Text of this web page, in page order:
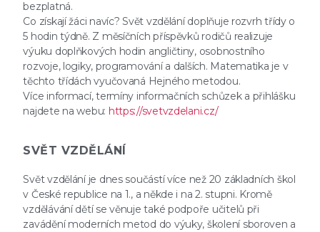
bezplatná.
Co získají žáci navíc? Svět vzdělání doplňuje rozvrh třídy o
5 hodin týdně. Z měsíčních příspěvků rodičů realizuje
výuku doplňkových hodin angličtiny, osobnostního
rozvoje, logiky, programování a dalších. Matematika je v
těchto třídách vyučovaná Hejného metodou.
Více informací, termíny informačních schůzek a přihlášku
najdete na webu: https://svetvzdelani.cz/
SVĚT VZDĚLÁNÍ
Svět vzdělání je dnes součástí více než 20 základních škol
v České republice na 1., a někde i na 2. stupni. Kromě
vzdělávání dětí se věnuje také podpoře učitelů při
zavádění moderních metod do výuky, školení sboroven a